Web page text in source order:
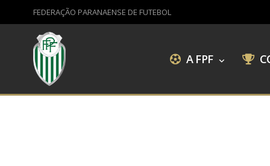
FEDERAÇÃO PARANAENSE DE FUTEBOL
A FPF